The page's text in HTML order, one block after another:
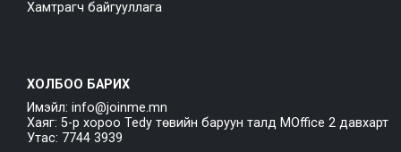
Хамтрагч байгууллага
ХОЛБОО БАРИХ
Имэйл: info@joinme.mn
Хаяг: 5-р хороо Tedy төвийн баруун талд MOffice 2 давхарт
Утас: 7744 3939